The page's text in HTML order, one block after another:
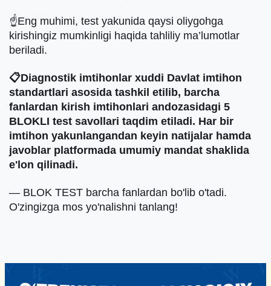
☝️Eng muhimi, test yakunida qaysi oliygohga
kirishingiz mumkinligi haqida tahliliy ma’lumotlar
beriladi.
📋Diagnostik imtihonlar xuddi Davlat imtihon
standartlari asosida tashkil etilib, barcha
fanlardan kirish imtihonlari andozasidagi 5
BLOKLI test savollari taqdim etiladi. Har bir
imtihon yakunlangandan keyin natijalar hamda
javoblar platformada umumiy mandat shaklida
e'lon qilinadi.
— BLOK TEST barcha fanlardan bo'lib o'tadi.
O'zingizga mos yo'nalishni tanlang!